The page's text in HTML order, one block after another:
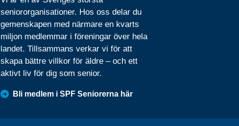
seniororganisationer. Hos oss delar du
gemenskapen med närmare en kvarts
miljon medlemmar i föreningar över hela
landet. Tillsammans verkar vi för att
skapa bättre villkor för äldre – och ett
aktivt liv för dig som senior.
Bli medlem i SPF Seniorerna här